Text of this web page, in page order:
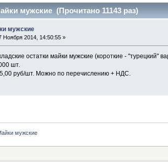
мужские (Прочитано 11143 раз)
мужские
Ноября 2014, 14:50:55 »
остатки майки мужские (короткие -
шт.
руб/шт. Можно по перечислению + НДС.
мужские